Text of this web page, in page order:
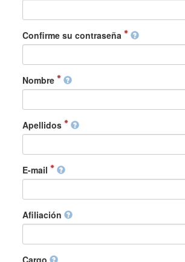
Confirme su contraseña
Nombre
Apellidos
E-mail
Afiliación
Cargo